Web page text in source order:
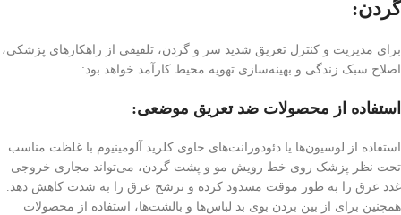
گردن:
برای مدیریت و کنترل تعریق شدید سر و گردن، تلفیقی از راهکارهای پزشکی،
اصلاح سبک زندگی و بهینه‌سازی تهویه محیط کارآمد خواهد بود:
استفاده از محصولات ضد تعریق موضعی:
استفاده از لوسیون‌ها یا دئودورانت‌های حاوی کلرید آلومینیوم با غلظت مناسب
تحت نظر پزشک روی خط رویش مو و پشت گردن، می‌تواند مجاری خروجی
غدد عرق را به طور موقت مسدود کرده و ترشح عرق را به شدت کاهش دهد.
همچنین برای از بین بردن بوی بد لباس‌ها و بالشت‌ها، استفاده از محصولات